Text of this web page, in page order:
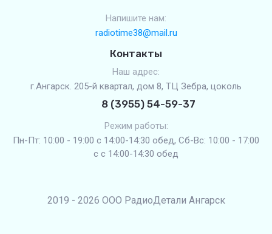
Напишите нам:
radiotime38@mail.ru
Контакты
Наш адрес:
г.Ангарск. 205-й квартал, дом 8, ТЦ Зебра, цоколь
8 (3955) 54-59-37
Режим работы:
Пн-Пт: 10:00 - 19:00 с 14:00-14:30 обед, Сб-Вс: 10:00 - 17:00
с с 14:00-14:30 обед
2019 - 2026 ООО РадиоДетали Ангарск